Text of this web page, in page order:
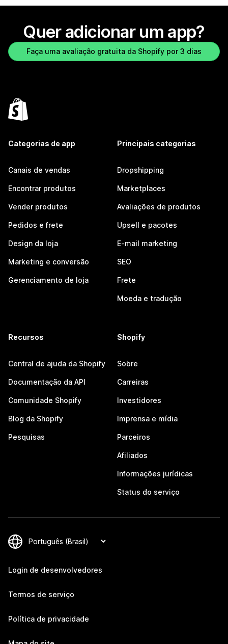
Quer adicionar um app?
Faça uma avaliação gratuita da Shopify por 3 dias
Categorias de app
Canais de vendas
Encontrar produtos
Vender produtos
Pedidos e frete
Design da loja
Marketing e conversão
Gerenciamento de loja
Principais categorias
Dropshipping
Marketplaces
Avaliações de produtos
Upsell e pacotes
E-mail marketing
SEO
Frete
Moeda e tradução
Recursos
Central de ajuda da Shopify
Documentação da API
Comunidade Shopify
Blog da Shopify
Pesquisas
Shopify
Sobre
Carreiras
Investidores
Imprensa e mídia
Parceiros
Afiliados
Informações jurídicas
Status do serviço
Login de desenvolvedores
Termos de serviço
Política de privacidade